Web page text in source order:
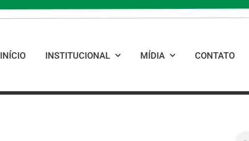
INÍCIO INSTITUCIONAL MÍDIA CONTATO